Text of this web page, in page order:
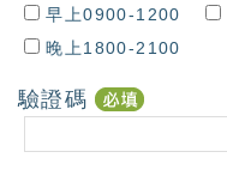
早上0900-1200
晚上1800-2100
驗證碼